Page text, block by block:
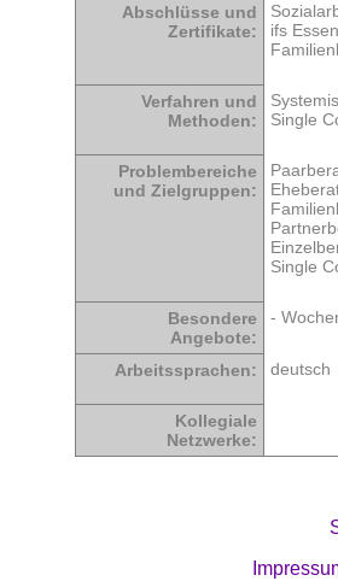
Abschlüsse und
Zertifikate:
ifs
Verfahren und
Methoden:
Single
Problembereiche
und Zielgruppen:
Single
Besondere
Angebote:
-
Arbeitssprachen: deutsch
Kollegiale
Netzwerke: